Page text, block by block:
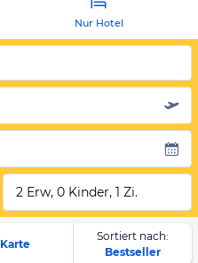
Nur Hotel
2 Erw, 0 Kinder, 1 Zi.
Karte
Sortiert nach:
Bestseller